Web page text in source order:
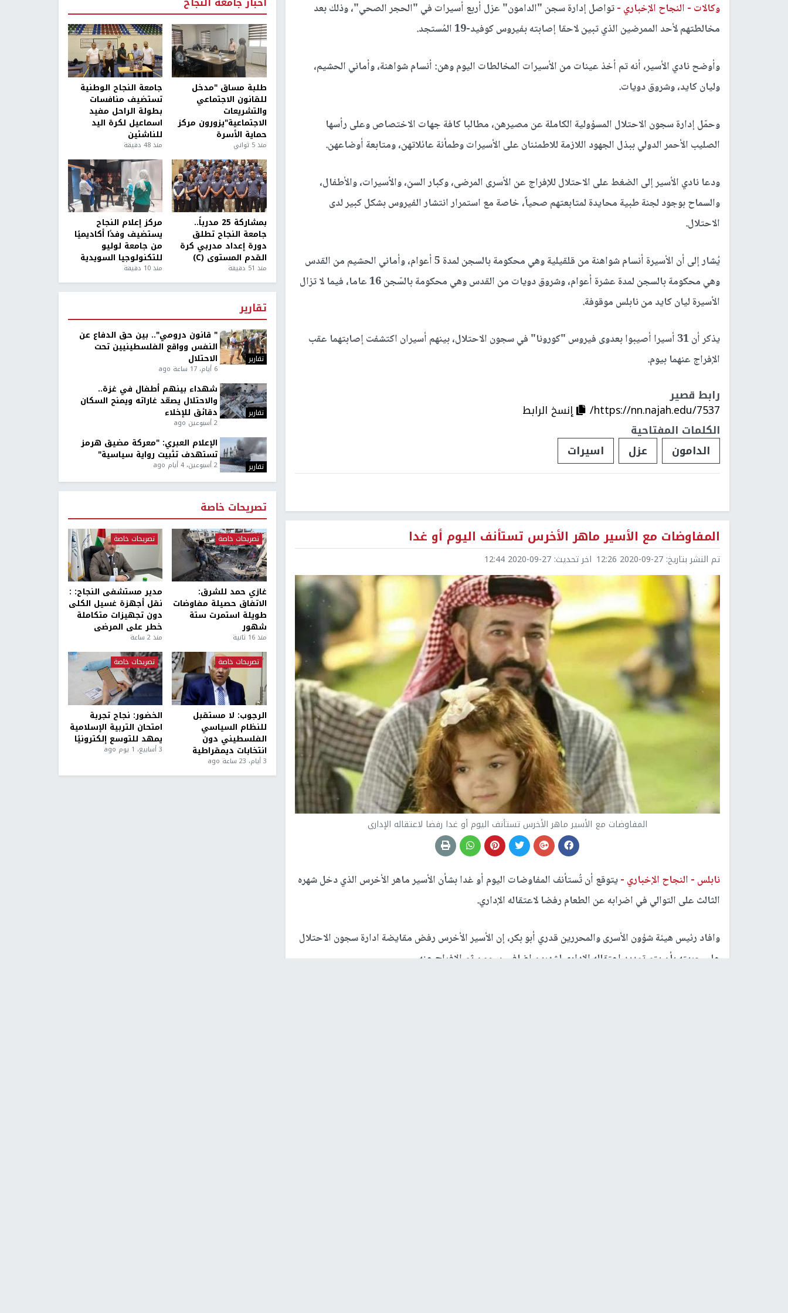
وكالات - النجاح الإخباري -تواصل إدارة سجن "الدامون" عزل أربع أسيرات في "الحجر الصحي"، وذلك بعد
مخالطتهم لأحد الممرضين الذي تبين لاحقا إصابته بفيروس كوفيد-19 المُستجد.
وأوضح نادي الأسير، أنه تم أخذ عينات من الأسيرات المخالطات اليوم وهن: أنسام شواهنة، وأماني الحشيم،
وليان كايد، وشروق دويات.
وحمّل إدارة سجون الاحتلال المسؤولية الكاملة عن مصيرهن، مطالبا كافة جهات الاختصاص وعلى رأسها
الصليب الأحمر الدولي ببذل الجهود اللازمة للاطمئنان على الأسيرات وطمأنة عائلاتهن، ومتابعة أوضاعهن.
ودعا نادي الأسير إلى الضغط على الاحتلال للإفراج عن الأسرى المرضى، وكبار السن، والأسيرات، والأطفال،
والسماح بوجود لجنة طبية محايدة لمتابعتهم صحياً، خاصة مع استمرار انتشار الفيروس بشكل كبير لدى
الاحتلال.
يُشار إلى أن الأسيرة أنسام شواهنة من قلقيلية وهي محكومة بالسجن لمدة 5 أعوام، وأماني الحشيم من القدس
وهي محكومة بالسجن لمدة عشرة أعوام، وشروق دويات من القدس وهي محكومة بالسّجن 16 عاما، فيما لا تزال
الأسيرة ليان كايد من نابلس موقوفة.
يذكر أن 31 أسيرا أصيبوا بعدوى فيروس "كورونا" في سجون الاحتلال، بينهم أسيران اكتشفت إصابتهما عقب
الإفراج عنهما بيوم.
رابط قصير
https://nn.najah.edu/7537/
إنسخ الرابط
الكلمات المفتاحية
الدامون
عزل اسيرات
المفاوضات مع الأسير ماهر الأخرس تستأنف اليوم أو غدا
تم النشر بتاريخ: 2020-09-27 12:26 اخر تحديث: 2020-09-27 12:44
المفاوضات مع الأسير ماهر الأخرس تستأنف اليوم أو غدا رفضا لاعتقاله الإداري
نابلس - النجاح الإخباري -يتوقع أن تُستأنف المفاوضات اليوم أو غدا بشأن الأسير ماهر الأخرس الذي دخل شهره
الثالث على التوالي في اضرابه عن الطعام رفضا لاعتقاله الإداري.
وافاد رئيس هيئة شؤون الأسرى والمحررين قدري أبو بكر، إن الأسير الأخرس رفض مقايضة ادارة سجون الاحتلال
على حريته بأن يتم تمديد اعتقاله الاداري لشهرين اضافيين، ومن ثم الافراج عنه.
طلبة مساق "مدخل
للقانون الاجتماعي
والتشريعات
الاجتماعية"يزورون مركز
حماية الأسرة
منذ 5 ثواني
جامعة النجاح الوطنية
تستضيف منافسات
بطولة الراحل مفيد
اسماعيل لكرة اليد
للناشئين
منذ 48 دقيقة
بمشاركة 25 مدرباً..
جامعة النجاح تطلق
دورة إعداد مدربي كرة
القدم المستوى (C)
منذ 51 دقيقة
مركز إعلام النجاح
يستضيف وفدًا أكاديميًا
من جامعة لوليو
للتكنولوجيا السويدية
منذ 10 دقيقة
تقارير
تقارير
" قانون درومي".. بين حق الدفاع عن
النفس وواقع الفلسطينيين تحت
الاحتلال
6 أيام، 17 ساعة ago
تقارير
شهداء بينهم أطفال في غزة..
والاحتلال يصعّد غاراته ويمنح السكان
دقائق للإخلاء
2 أسبوعين ago
تقارير
الإعلام العبري: "معركة مضيق هرمز
تستهدف تثبيت رواية سياسية"
2 أسبوعين، 4 أيام ago
تصريحات خاصة
تصريحات خاصة
غازي حمد للشرق:
الاتفاق حصيلة مفاوضات
طويلة استمرت ستة
شهور
منذ 16 ثانية
تصريحات خاصة
مدير مستشفى النجاح: :
نقل أجهزة غسيل الكلى
دون تجهيزات متكاملة
خطر على المرضى
منذ 2 ساعة
تصريحات خاصة
الرجوب: لا مستقبل
للنظام السياسي
الفلسطيني دون
انتخابات ديمقراطية
3 أيام، 23 ساعة ago
تصريحات خاصة
الخضور: نجاح تجربة
امتحان التربية الإسلامية
يمهد للتوسع إلكترونيًا
3 أسابيع، 1 يوم ago